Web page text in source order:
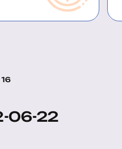
06-22